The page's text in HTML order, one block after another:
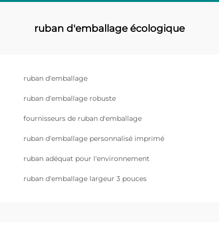
ruban d'emballage écologique
ruban d'emballage
ruban d'emballage robuste
fournisseurs de ruban d'emballage
ruban d'emballage personnalisé imprimé
ruban adéquat pour l'environnement
ruban d'emballage largeur 3 pouces